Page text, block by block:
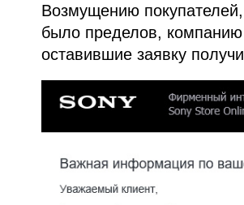
Возмущению
было пределов,
оставившие заявку